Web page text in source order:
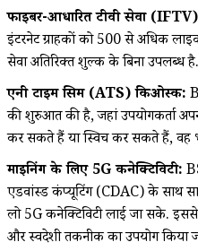
फाइबर-आधारित टीवी सेवा
इंटरनेट ग्राहकों को 500 से अधिक
सेवा अतिरिक्त शुल्क के बिना उपलब्ध है.
एनी टाइम सिम (ATS) किओस्क:
की शुरुआत की है, जहां उपयोगकर्ता
कर सकते हैं या स्विच कर सकते हैं, वह
माइनिंग के लिए 5G कनेक्टिविटी:
एडवांस्ड कंप्यूटिंग (CDAC) के साथ
लो 5G कनेक्टिविटी लाई जा सके.
और स्वदेशी तकनीक का उपयोग किया